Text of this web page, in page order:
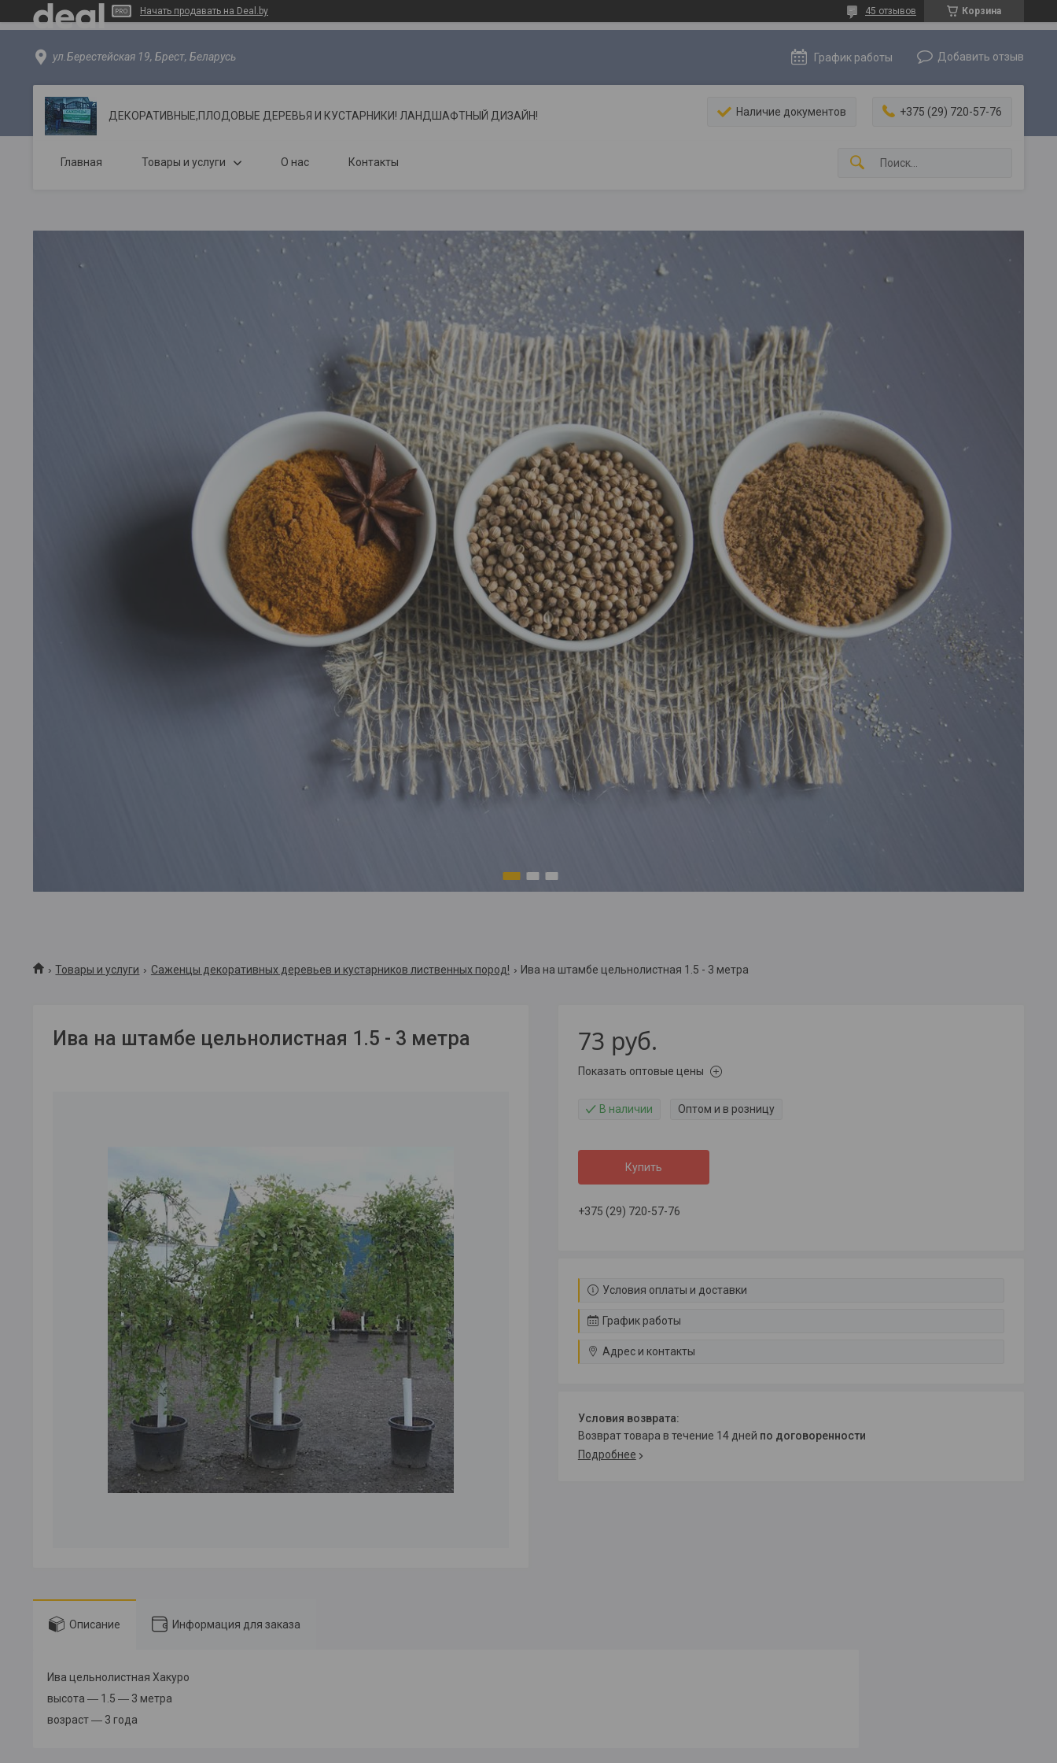
Начать продавать на Deal.by Корзина
45 отзывов
ул.Берестейская 19, Брест, Беларусь График работы Добавить отзыв
ДЕКОРАТИВНЫЕ,ПЛОДОВЫЕ ДЕРЕВЬЯ И КУСТАРНИКИ! ЛАНДШАФТНЫЙ ДИЗАЙН! Наличие документов +375 (29) 720-57-76
Главная Товары и услуги О нас Контакты
Товары и услуги Саженцы декоративных деревьев и кустарников лиственных пород! Ива на штамбе цельнолистная 1.5 - 3 метра
Ива на штамбе цельнолистная 1.5 - 3 метра 73 руб.
Показать оптовые цены
В наличии Оптом и в розницу
Купить
+375 (29) 720-57-76
Условия оплаты и доставки
График работы
Адрес и контакты
возврат товара в течение 14 дней по договоренности
Подробнее
Описание Информация для заказа
Ива цельнолистная Хакуро
высота ― 1.5 ― 3 метра
возраст ― 3 года